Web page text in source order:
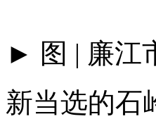
► 图 | 廉江
新当选的石